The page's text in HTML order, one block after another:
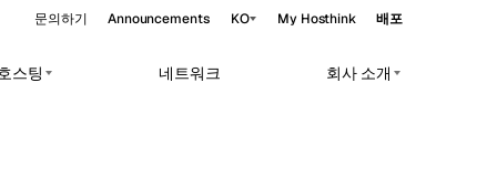
문의하기 Announcements KO My Hosthink 배포
스팅 네트워크 회사 소개